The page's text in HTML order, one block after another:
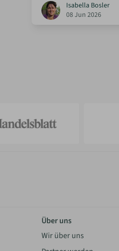
Isabella Bosler
08 Jun 2026
Über uns
Wir über uns